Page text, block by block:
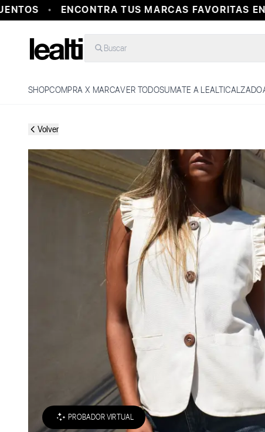
ENCONTRA TUS MARCAS FAVORITAS EN
Buscar
SHOPCOMPRA X MARCAVER TODOSUMATE A LEALTICALZADO
Volver
PROBADOR VIRTUAL